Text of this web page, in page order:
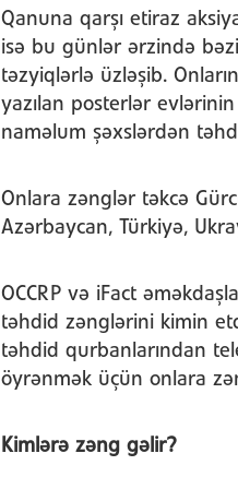
Qanuna qarşı etiraz
isə bu günlər ərzində
təzyiqlərlə üzləşib.
yazılan posterlər evlərinin
naməlum şəxslərdən
Onlara zənglər təkcə
Azərbaycan, Türkiyə,
OCCRP və iFact
təhdid zənglərini kimin
təhdid qurbanlarından
öyrənmək üçün onlara
Kimlərə zəng gəlir?